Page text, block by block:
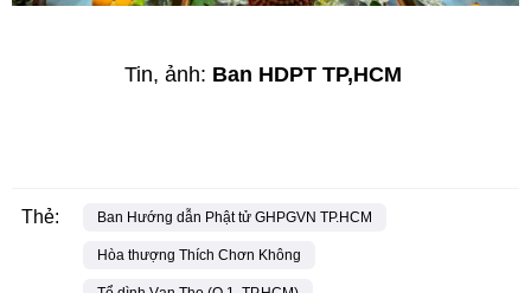
Tin, ảnh: Ban HDPT TP,HCM
Thẻ: Ban Hướng dẫn Phật tử GHPGVN TP.HCM
Hòa thượng Thích Chơn Không